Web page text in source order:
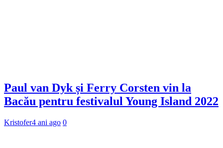
Paul van Dyk și Ferry Corsten vin la
Bacău pentru festivalul Young Island 2022
Kristofer4 ani ago 0